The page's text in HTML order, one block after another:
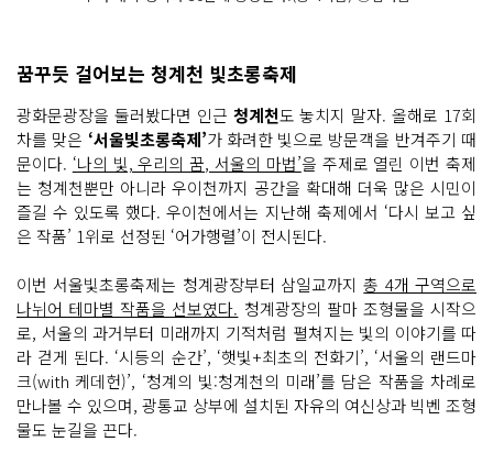
꿈꾸듯 걸어보는 청계천 빛초롱축제
광화문광장을 둘러봤다면 인근 청계천도 놓치지 말자. 올해로 17회
차를 맞은 ‘서울빛초롱축제’가 화려한 빛으로 방문객을 반겨주기 때
문이다. ‘나의 빛, 우리의 꿈, 서울의 마법’을 주제로 열린 이번 축제
는 청계천뿐만 아니라 우이천까지 공간을 확대해 더욱 많은 시민이
즐길 수 있도록 했다. 우이천에서는 지난해 축제에서 ‘다시 보고 싶
은 작품’ 1위로 선정된 ‘어가행렬’이 전시된다.
이번 서울빛초롱축제는 청계광장부터 삼일교까지총 4개 구역으로
나뉘어 테마별 작품을 선보였다. 청계광장의 팔마 조형물을 시작으
로, 서울의 과거부터 미래까지 기적처럼 펼쳐지는 빛의 이야기를 따
라 걷게 된다. ‘시등의 순간’, ‘햇빛+최초의 전화기’, ‘서울의 랜드마
크(with 케데헌)’, ‘청계의 빛:청계천의 미래’를 담은 작품을 차례로
만나볼 수 있으며, 광통교 상부에 설치된 자유의 여신상과 빅벤 조형
물도 눈길을 끈다.